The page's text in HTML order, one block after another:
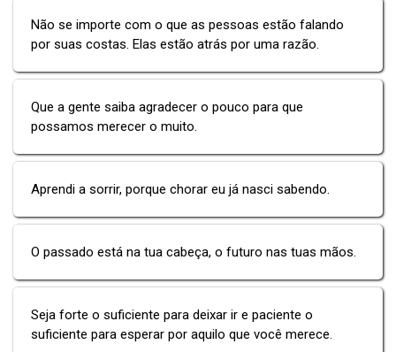
Não se importe com o que as pessoas estão falando
por suas costas. Elas estão atrás por uma razão.
Que a gente saiba agradecer o pouco para que
possamos merecer o muito.
Aprendi a sorrir, porque chorar eu já nasci sabendo.
O passado está na tua cabeça, o futuro nas tuas mãos.
Seja forte o suficiente para deixar ir e paciente o
suficiente para esperar por aquilo que você merece.